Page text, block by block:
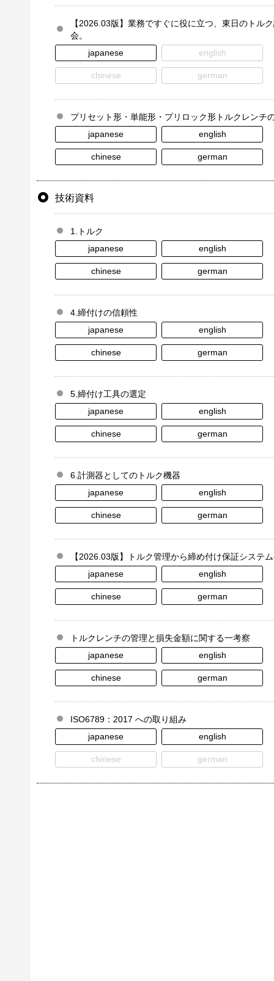
【2026.03版】業務ですぐに役に立つ、東日のトル
会。
japanese
english
chinese german
プリセット形・単能形・プリロック形トルクレンチ
japanese
english
chinese german
技術資料
1.トルク
japanese
english
chinese german
4.締付けの信頼性
japanese
english
chinese german
5.締付け工具の選定
japanese
english
chinese german
6.計測器としてのトルク機器
japanese
english
chinese german
【2026.03版】トルク管理から締め付け保証システ
japanese
english
chinese german
トルクレンチの管理と損失金額に関する一考察
japanese
english
chinese german
ISO6789：2017 への取り組み
japanese
english
chinese german